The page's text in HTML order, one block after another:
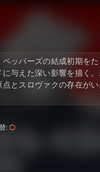
ッパーズの結成初期を
与えた深い影響を描く
とスロヴァクの存在が